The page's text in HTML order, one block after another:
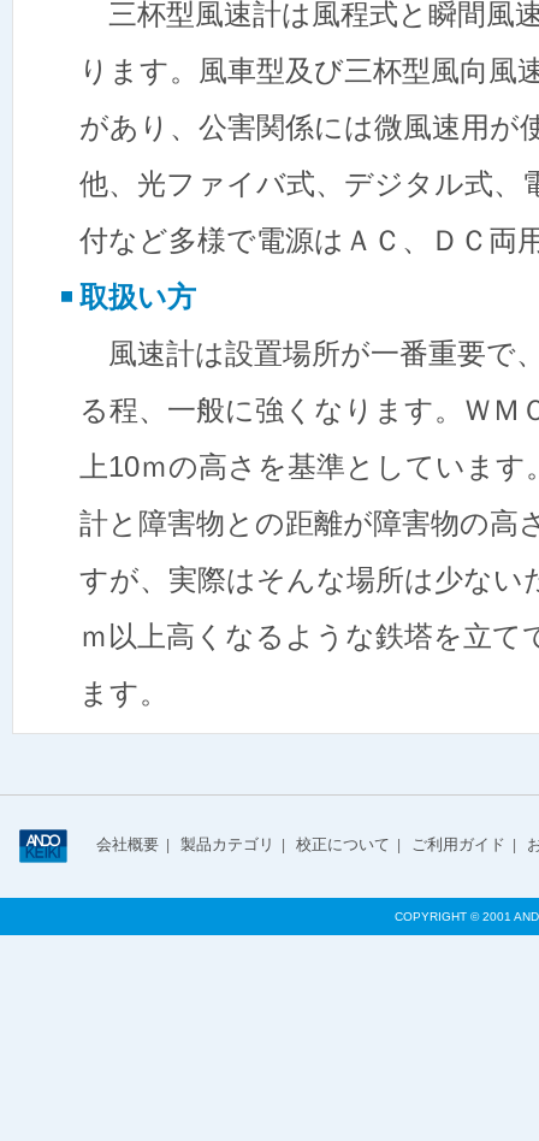
三杯型風速計は風程式と瞬間風
ります。風車型及び三杯型風向風
があり、公害関係には微風速用が
他、光ファイバ式、デジタル式、
付など多様で電源はＡＣ、ＤＣ両
取扱い方
風速計は設置場所が一番重要で
る程、一般に強くなります。ＷＭ
上10ｍの高さを基準としていま
計と障害物との距離が障害物の高
すが、実際はそんな場所は少ない
ｍ以上高くなるような鉄塔を立て
ます。
会社概要 製品カテゴリ 校正について ご利用ガイド
COPYRIGHT © 2001